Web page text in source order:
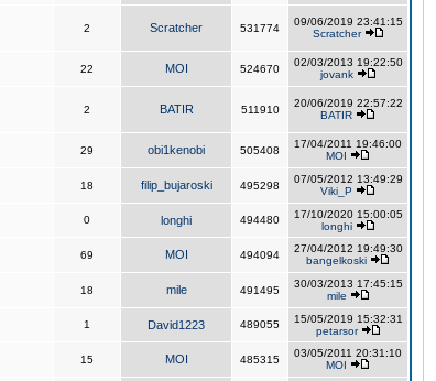
2 Scratcher 531774
09/06/2019 23:41:15
Scratcher
22 MOI 524670
02/03/2013 19:22:50
jovank
2 BATIR 511910
20/06/2019 22:57:22
BATIR
29 obi1kenobi 505408
17/04/2011 19:46:00
MOI
18 filip_bujaroski 495298
07/05/2012 13:49:29
Viki_P
0 longhi 494480
17/10/2020 15:00:05
longhi
69 MOI 494094
27/04/2012 19:49:30
bangelkoski
18 mile 491495
30/03/2013 17:45:15
mile
1 David1223 489055
15/05/2019 15:32:31
petarsor
15 MOI 485315
03/05/2011 20:31:10
MOI